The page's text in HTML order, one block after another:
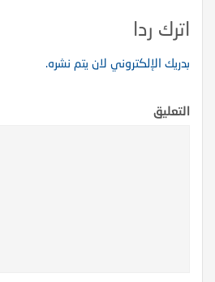
اترك ردا
بدريك الإلكتروني لان يتم نشره.
التعليق